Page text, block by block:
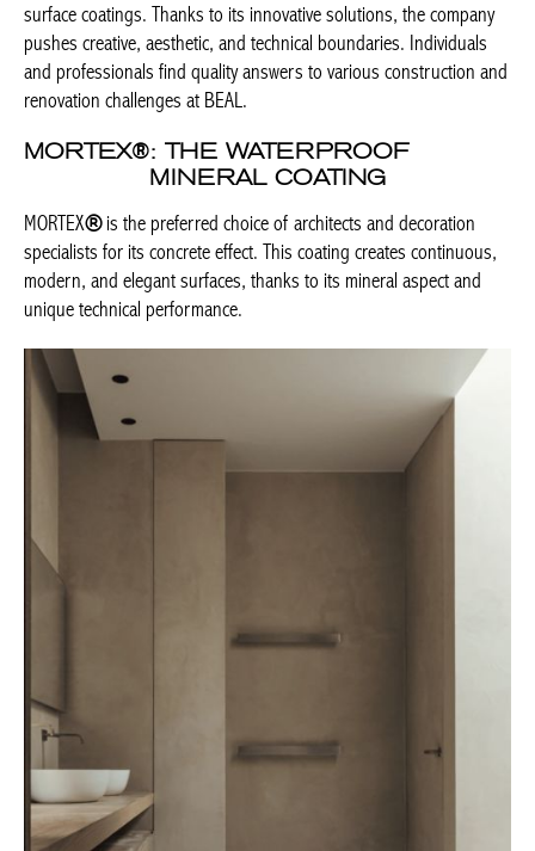
surface coatings. Thanks to its innovative solutions, the company
pushes creative, aesthetic, and technical boundaries. Individuals
and professionals find quality answers to various construction and
renovation challenges at BEAL.
MORTEX®: THE WATERPROOF
MINERAL COATING
MORTEX®is the preferred choice of architects and decoration
specialists for its concrete effect. This coating creates continuous,
modern, and elegant surfaces, thanks to its mineral aspect and
unique technical performance.